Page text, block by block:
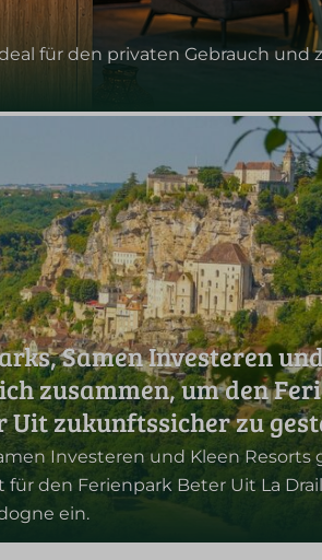
für den privaten Gebrauch und
Samen Investeren
zusammen, um den
Uit zukunftssicher zu
Investeren und Kleen Resorts
den Ferienpark Beter Uit La
ein.